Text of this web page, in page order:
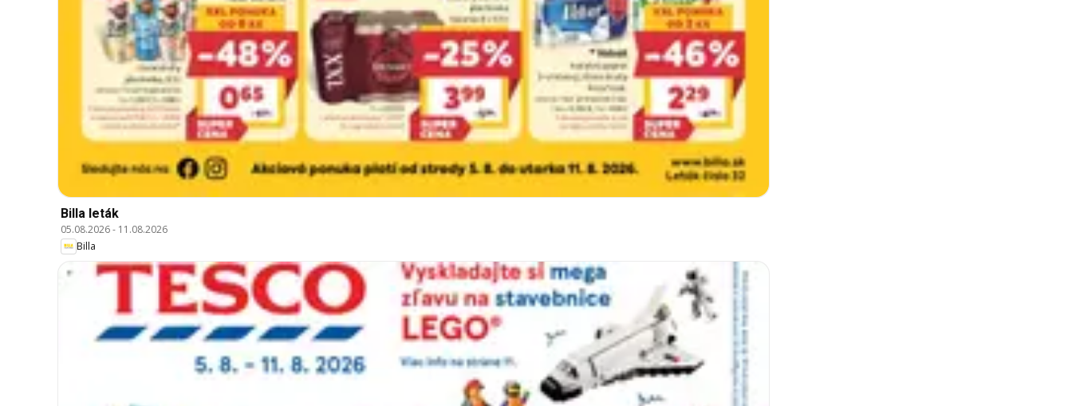
Billa leták
05.08.2026- 11.08.2026
Billa